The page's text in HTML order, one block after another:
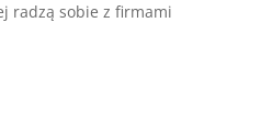
radzą sobie z firmami